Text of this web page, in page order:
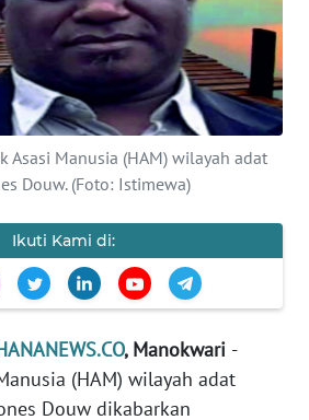
Asasi Manusia (HAM) wilayah adat
Douw. (Foto: Istimewa)
Ikuti Kami di:
, Manokwari -
(HAM) wilayah adat
Douw dikabarkan